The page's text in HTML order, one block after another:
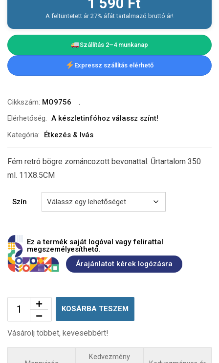
1 590 Ft
A feltüntetett ár 27% áfát tartalmazó bruttó ár!
Szállítás 2–4 munkanap
Expressz szállítás elérhető
Cikkszám: MO9756
Elérhetőség: A készletinfóhoz válassz színt!
Kategória:
Étkezés & Ivás
Fém retró bögre zománcozott bevonattal. Űrtartalom 350
ml. 11X8.5CM
Szín
Ez a termék saját logóval vagy felirattal
megszemélyesíthető.
Árajánlatot kérek logózásra
KOSÁRBA TESZEM
Vásárolj többet, kevesebbért!
Kedvezmény